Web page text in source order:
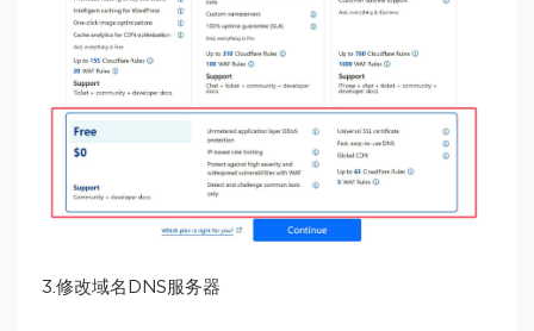
3.修改域名DNS服务器